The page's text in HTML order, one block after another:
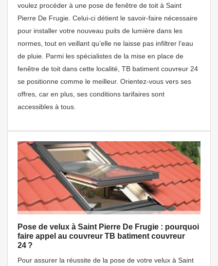
voulez procéder à une pose de fenêtre de toit à Saint
Pierre De Frugie. Celui-ci détient le savoir-faire nécessaire
pour installer votre nouveau puits de lumière dans les
normes, tout en veillant qu’elle ne laisse pas infiltrer l’eau
de pluie. Parmi les spécialistes de la mise en place de
fenêtre de toit dans cette localité, TB batiment couvreur 24
se positionne comme le meilleur. Orientez-vous vers ses
offres, car en plus, ses conditions tarifaires sont
accessibles à tous.
Pose de velux à Saint Pierre De Frugie : pourquoi
faire appel au couvreur TB batiment couvreur
24 ?
Pour assurer la réussite de la pose de votre velux à Saint